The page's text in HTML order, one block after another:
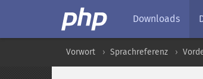
Downloads
Vorwort Sprachreferenz